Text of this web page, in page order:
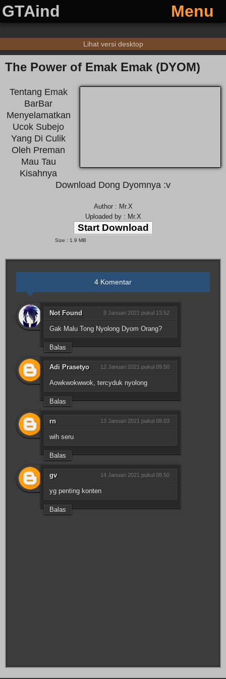
GTAind Menu
Lihat versi desktop
The Power of Emak Emak (DYOM)
Tentang Emak
BarBar
Menyelamatkan
Ucok Subejo
Yang Di Culik
Oleh Preman
Mau Tau
Kisahnya
Download Dong Dyomnya :v
Author : Mr.X
Uploaded by : Mr.X
Start Download
Size : 1.9 MB
4 Komentar
Not Found 8 Januari 2021 pukul 13.52
Gak Malu Tong Nyolong Dyom Orang?
Balas
Adi Prasetyo 12 Januari 2021 pukul 09.50
Aowkwokwwok, tercyduk nyolong
Balas
rn 13 Januari 2021 pukul 08.03
wih seru
Balas
gv 14 Januari 2021 pukul 08.50
yg penting konten
Balas